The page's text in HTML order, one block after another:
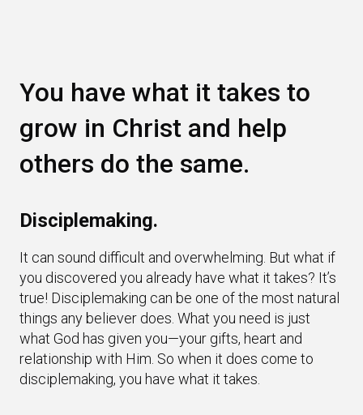
You have what it takes to
grow in Christ and help
others do the same.
Disciplemaking.
It can sound difficult and overwhelming. But what if
you discovered you already have what it takes? It’s
true! Disciplemaking can be one of the most natural
things any believer does. What you need is just
what God has given you—your gifts, heart and
relationship with Him. So when it does come to
disciplemaking, you have what it takes.